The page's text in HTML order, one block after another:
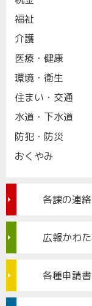
福祉
介護
医療・健康
環境・衛生
住まい・交通
水道・下水道
防犯・防災
おくやみ
各課の連
広報かわ
各種申請書